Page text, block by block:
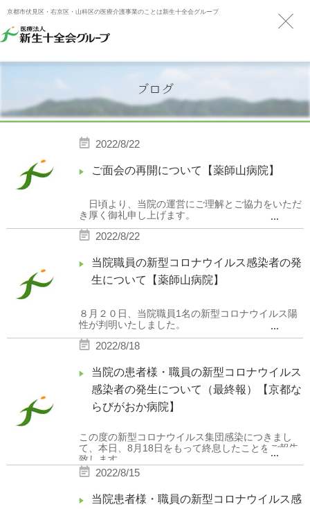
京都市伏見区・右京区・山科区の医療介護事業のことは新生十全会グループ
ブログ
2022/8/22
ご面会の再開について【薬師山病院】
日頃より、当院の運営にご理解とご協力をいただ
き厚く御礼申し上げます。
新型コロナウィルス感染拡大防止対策として、長
きに渡り面会制限にご協力をいただき、誠にありが
長らく患者様とのご面会を禁止させていただいて
おりましたが、対面での面会の方法を変更し、
年
日（月）より、事前予約制として再開
詳細は こちら をご覧ください。
尚、今後の動向によっては再度面会制限が変更と
なる可能性がございます。ご承知の程宜しくお願い
申し上げます。
...
2022/8/22
当院職員の新型コロナウイルス感染者の発
生について【薬師山病院】
８月２０日、当院職員1名の新型コロナウイルス陽
性が判明いたしました。
行政に報告し、院内感染の可能性は低く、また該当
職員の行動履歴を確認した所、患者様や当院職員に
当院では、全職員を対象に毎日の検温と健康状態の
確認を継続的に行っております。引き続き感染症対
策に努めてまいりますので、宜しくお願い申し上げ
ます。
...
2022/8/18
当院の患者様・職員の新型コロナウイルス
感染者の発生について（最終報）【京都な
らびがおか病院】
この度の新型コロナウイルス集団感染につきまし
て、本日、8月18日をもって終息したことをご報告
致します。
皆様には、大変なご心配とご迷惑をおかけしました
今後も感染防止対策を徹底してまいります。
...
2022/8/15
当院患者様・職員の新型コロナウイルス感